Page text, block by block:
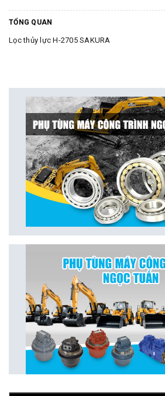
TỔNG QUAN
Lọc thủy lực H-2705 SAKURA